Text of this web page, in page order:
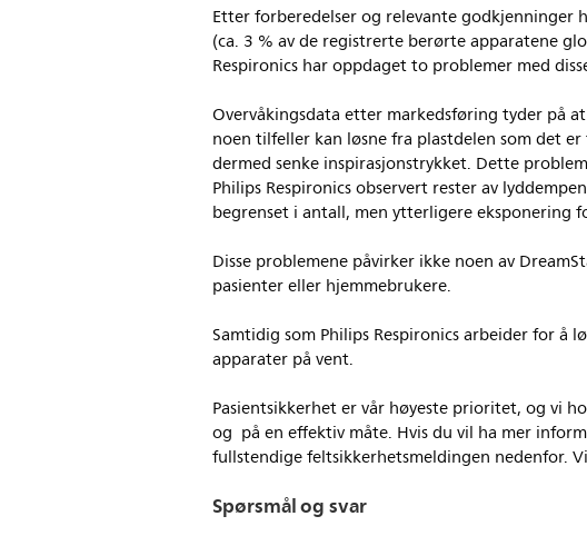
Etter forberedelser og relevante godkjenninger
(ca. 3 % av de registrerte berørte apparatene
Respironics har oppdaget to problemer med
Overvåkingsdata etter markedsføring tyder på
noen tilfeller kan løsne fra plastdelen som det
dermed senke inspirasjonstrykket. Dette
Philips Respironics observert rester av
begrenset i antall, men ytterligere eksponering
Disse problemene påvirker ikke noen av
pasienter eller hjemmebrukere.
Samtidig som Philips Respironics arbeider for å
apparater på vent.
Pasientsikkerhet er vår høyeste prioritet, og vi
og på en effektiv måte. Hvis du vil ha mer
fullstendige feltsikkerhetsmeldingen nedenfor.
Spørsmål og svar